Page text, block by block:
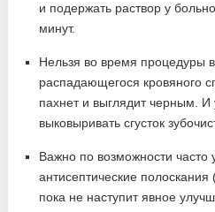
и подержать раствор у
минут.
Нельзя во время процедуры
распадающегося кровяного
пахнет и выглядит черным. И
выковыривать сгусток
Важно по возможности часто
антисептические
пока не наступит явное